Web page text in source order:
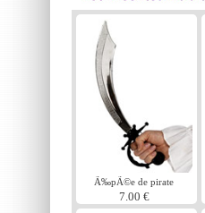
Ã‰pÃ©e de pirate
7.00 €